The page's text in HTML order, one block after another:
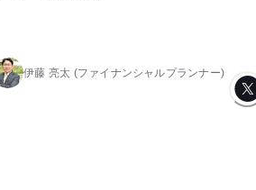
伊藤 亮太 (ファイナンシャルプランナー)